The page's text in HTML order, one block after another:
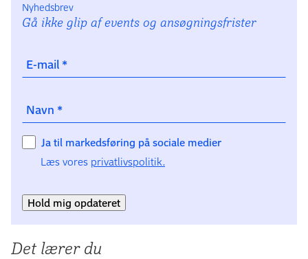
Nyhedsbrev
Gå ikke glip af events og ansøgningsfrister
E-mail *
Navn *
Ja til markedsføring på sociale medier
Læs vores privatlivspolitik.
Hold mig opdateret
Det lærer du